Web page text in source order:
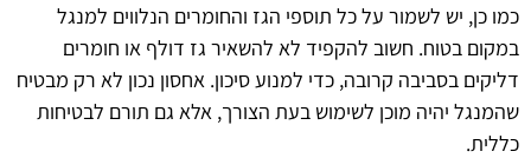
כמו כן, יש לשמור על כל תוספי הגז והחומרים הנלווים למנגל
במקום בטוח. חשוב להקפיד לא להשאיר גז דולף או חומרים
דליקים בסביבה קרובה, כדי למנוע סיכון. אחסון נכון לא רק מבטיח
שהמנגל יהיה מוכן לשימוש בעת הצורך, אלא גם תורם לבטיחות
כללית.